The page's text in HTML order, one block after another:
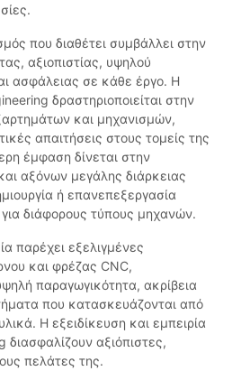
που διαθέτει συμβάλλει στην
αξιοπιστίας, υψηλού
ασφάλειας σε κάθε έργο. Η
δραστηριοποιείται στην
και μηχανισμών,
απαιτήσεις στους τομείς της
έμφαση δίνεται στην
αξόνων μεγάλης διάρκειας
ή επανεπεξεργασία
διάφορους τύπους μηχανών.
παρέχει εξελιγμένες
και φρέζας CNC,
παραγωγικότητα, ακρίβεια
που κατασκευάζονται από
Η εξειδίκευση και εμπειρία
αξιόπιστες,
πελάτες της.